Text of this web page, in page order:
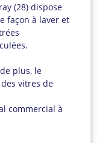
(28) dispose
façon à laver et
plus, le
vitres de
commercial à